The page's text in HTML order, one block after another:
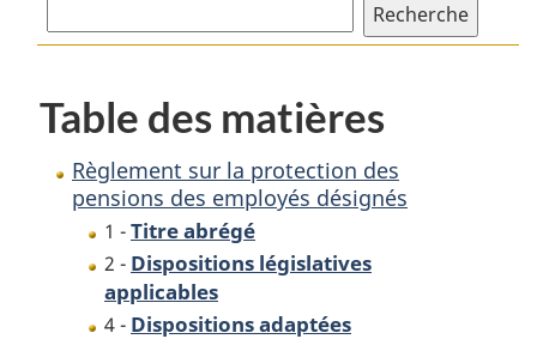
désignés
employés
désignés
Table des matières
Règlement sur la protection des
pensions des employés désignés
1 -Titre abrégé
2 - Dispositions législatives
applicables
4 - Dispositions adaptées